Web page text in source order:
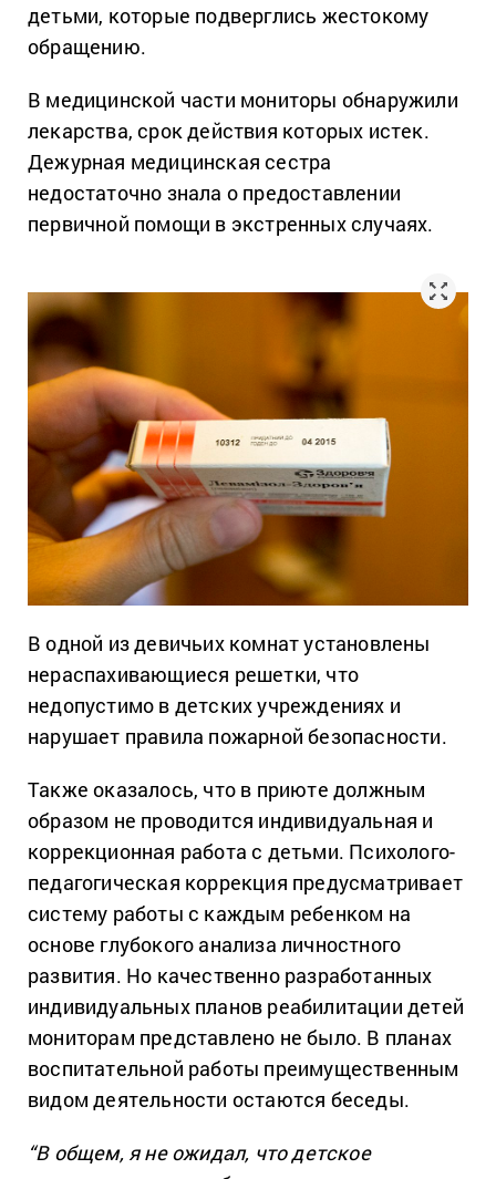
детьми, которые подверглись жестокому
обращению.
В медицинской части мониторы обнаружили
лекарства, срок действия которых истек.
Дежурная медицинская сестра
недостаточно знала о предоставлении
первичной помощи в экстренных случаях.
В одной из девичьих комнат установлены
нераспахивающиеся решетки, что
недопустимо в детских учреждениях и
нарушает правила пожарной безопасности.
Также оказалось, что в приюте должным
образом не проводится индивидуальная и
коррекционная работа с детьми. Психолого-
педагогическая коррекция предусматривает
систему работы с каждым ребенком на
основе глубокого анализа личностного
развития. Но качественно разработанных
индивидуальных планов реабилитации детей
мониторам представлено не было. В планах
воспитательной работы преимущественным
видом деятельности остаются беседы.
“В общем, я не ожидал, что детское